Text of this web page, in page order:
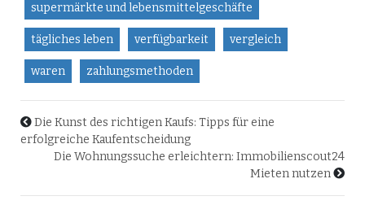
supermärkte und lebensmittelgeschäfte
tägliches leben verfügbarkeit vergleich
waren zahlungsmethoden
Die Kunst des richtigen Kaufs: Tipps für eine
erfolgreiche Kaufentscheidung
Die Wohnungssuche erleichtern: Immobilienscout24
Mieten nutzen